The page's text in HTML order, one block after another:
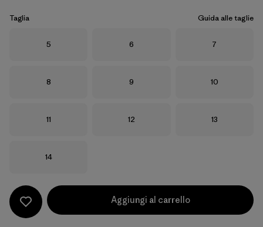
Taglia Guida alle taglie
Taglia
5 Taglia
6 Taglia
7
Taglia
8 Taglia
9 Taglia
10
Taglia
11 Taglia
12 Taglia
13
Taglia
14
Aggiungi al carrello